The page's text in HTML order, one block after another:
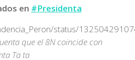
en #Presidenta
status/
que el 8N coincide con
Ta ta